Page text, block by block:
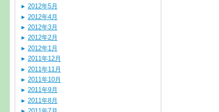
2012年5月
2012年4月
2012年3月
2012年2月
2012年1月
2011年12月
2011年11月
2011年10月
2011年9月
2011年8月